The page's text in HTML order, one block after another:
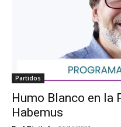
Partidos
Humo Blanco en la
Habemus